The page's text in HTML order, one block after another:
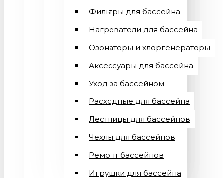
Фильтры для бассейна
Нагреватели для бассейна
Озонаторы и хлоргенераторы
Аксессуары для бассейна
Уход за бассейном
Расходные для бассейна
Лестницы для бассейнов
Чехлы для бассейнов
Ремонт бассейнов
Игрушки для бассейна